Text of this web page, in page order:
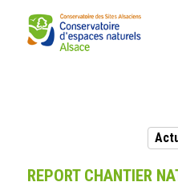
REPORT CHANTIER